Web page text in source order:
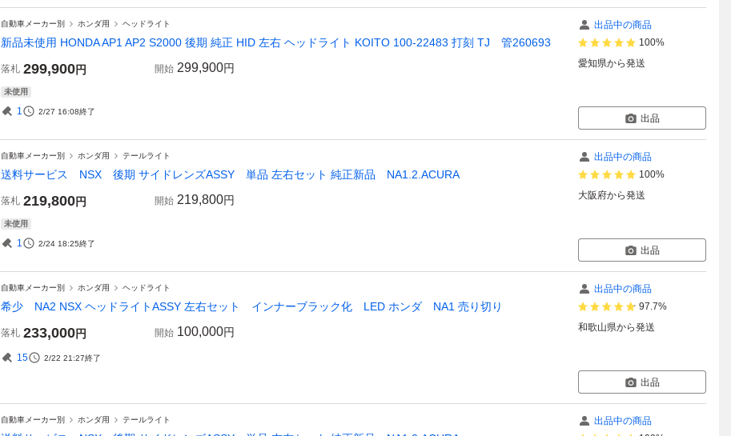
自動車メーカー別 ホンダ用 ヘッドライト
新品未使用 HONDA AP1 AP2 S2000 後期 純正 HID 左右 ヘッドライト KOITO 100-22483 打刻 TJ 管260693
落札 299,900円 開始 299,900円
未使用
1 2/27 16:08終了
出品中の商品
100%
愛知県から発送
出品
自動車メーカー別 ホンダ用 テールライト
送料サービス NSX 後期 サイドレンズASSY 単品 左右セット 純正新品 NA1.2.ACURA
落札 219,800円 開始 219,800円
未使用
1 2/24 18:25終了
出品中の商品
100%
大阪府から発送
出品
自動車メーカー別 ホンダ用 ヘッドライト
希少 NA2 NSX ヘッドライトASSY 左右セット インナーブラック化 LED ホンダ NA1 売り切り
落札 233,000円 開始 100,000円
15 2/22 21:27終了
出品中の商品
97.7%
和歌山県から発送
出品
自動車メーカー別 ホンダ用 テールライト
出品中の商品